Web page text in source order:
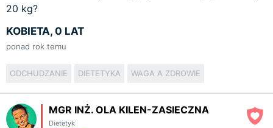
20 kg?
KOBIETA, 0 LAT
ponad rok temu
ODCHUDZANIE DIETETYKA WAGA A ZDROWIE
MGR INŻ. OLA KILEN-ZASIECZNA
Dietetyk